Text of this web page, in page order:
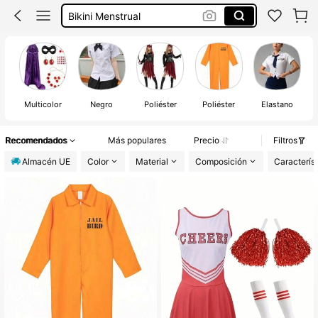
Cosplay
Disfraz Mujer
Multicolor Negro Poliéster Poliéster Elastano
Recomendados Más populares Precio
Filtros
Almacén UE
Color Material Composición